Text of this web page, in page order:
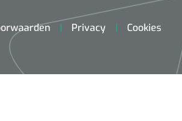
Privacy Cookies